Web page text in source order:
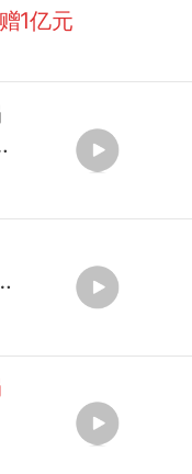
1亿元